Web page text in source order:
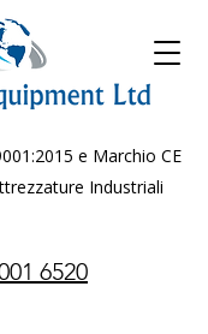
e Marchio CE
Industriali
6520